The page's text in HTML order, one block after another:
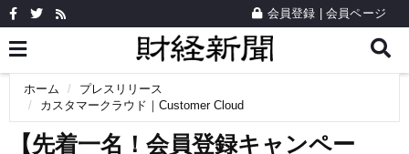
会員登録 会員ページ
ホーム
プレスリリース
カスタマークラウド｜Customer Cloud
【先着一名！会員登録キャンペー